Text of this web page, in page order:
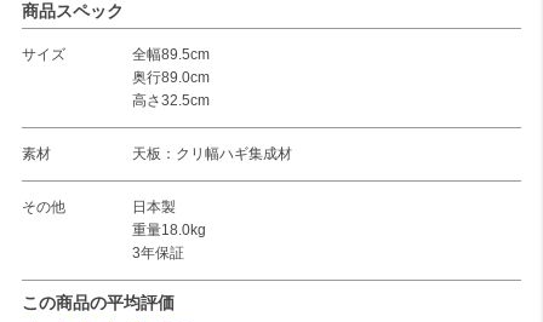
商品スペック
サイズ
全幅89.5cm
奥行89.0cm
高さ32.5cm
素材 天板：クリ幅ハギ集成材
その他
日本製
重量18.0kg
3年保証